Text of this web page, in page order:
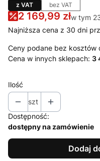
z VAT bez VAT
2 169,99 złw tym
w tym
Najniższa cena z 30 dni
Ceny podane bez kosztów
Cena w innych sklepach: 3
Ilość
szt
Dostępność:
dostępny na zamówienie
Dodaj